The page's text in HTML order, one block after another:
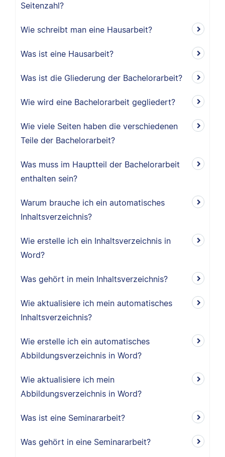
Seitenzahl?
Wie schreibt man eine Hausarbeit?
Was ist eine Hausarbeit?
Was ist die Gliederung der Bachelorarbeit?
Wie wird eine Bachelorarbeit gegliedert?
Wie viele Seiten haben die verschiedenen
Teile der Bachelorarbeit?
Was muss im Hauptteil der Bachelorarbeit
enthalten sein?
Warum brauche ich ein automatisches
Inhaltsverzeichnis?
Wie erstelle ich ein Inhaltsverzeichnis in
Word?
Was gehört in mein Inhaltsverzeichnis?
Wie aktualisiere ich mein automatisches
Inhaltsverzeichnis?
Wie erstelle ich ein automatisches
Abbildungsverzeichnis in Word?
Wie aktualisiere ich mein
Abbildungsverzeichnis in Word?
Was ist eine Seminararbeit?
Was gehört in eine Seminararbeit?